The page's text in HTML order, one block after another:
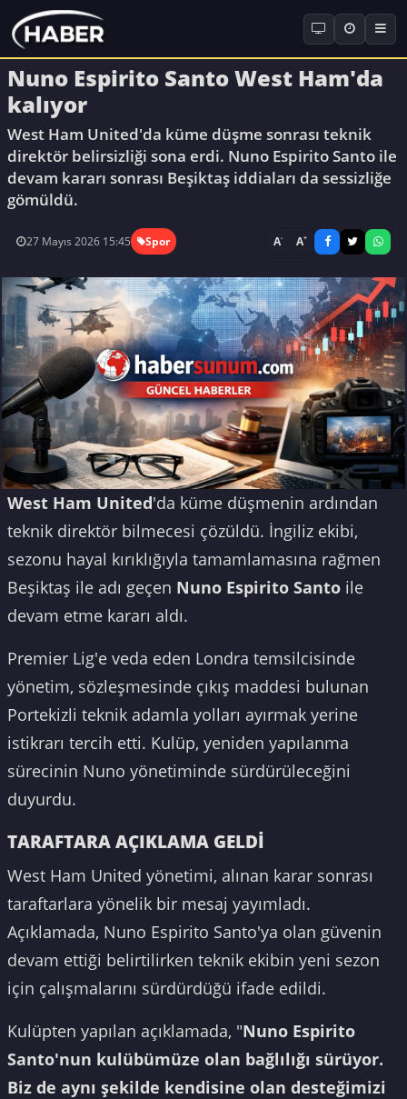
Nuno Espirito Santo West Ham'da
kalıyor
West Ham United'da küme düşme sonrası teknik
direktör belirsizliği sona erdi. Nuno Espirito Santo ile
devam kararı sonrası Beşiktaş iddiaları da sessizliğe
gömüldü.
27 Mayıs 2026 15:45 Spor A- A+
West Ham United'da küme düşmenin ardından
teknik direktör bilmecesi çözüldü. İngiliz ekibi,
sezonu hayal kırıklığıyla tamamlamasına rağmen
Beşiktaş ile adı geçen Nuno Espirito Santo ile
devam etme kararı aldı.
Premier Lig'e veda eden Londra temsilcisinde
yönetim, sözleşmesinde çıkış maddesi bulunan
Portekizli teknik adamla yolları ayırmak yerine
istikrarı tercih etti. Kulüp, yeniden yapılanma
sürecinin Nuno yönetiminde sürdürüleceğini
duyurdu.
TARAFTARA AÇIKLAMA GELDİ
West Ham United yönetimi, alınan karar sonrası
taraftarlara yönelik bir mesaj yayımladı.
Açıklamada, Nuno Espirito Santo'ya olan güvenin
devam ettiği belirtilirken teknik ekibin yeni sezon
için çalışmalarını sürdürdüğü ifade edildi.
Kulüpten yapılan açıklamada, "Nuno Espirito
Santo'nun kulübümüze olan bağlılığı sürüyor.
Biz de aynı şekilde kendisine olan desteğimizi